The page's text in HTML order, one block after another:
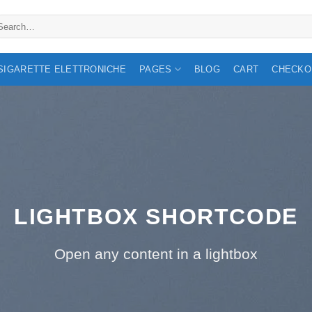
ELETTRONICHE PAGES BLOG CART
LIGHTBOX SHORTCODE
Open any content in a lightbox